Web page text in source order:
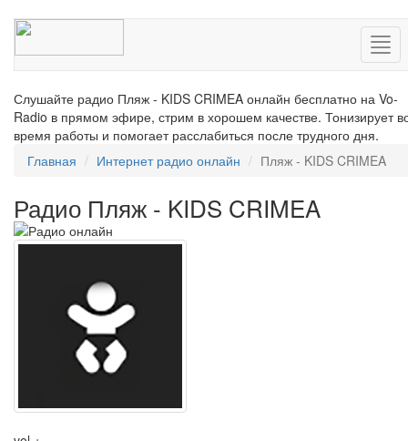
Слушайте радио Пляж - KIDS CRIMEA онлайн бесплатно на Vo-
Radio в прямом эфире, стрим в хорошем качестве. Тонизирует
время работы и помогает расслабиться после трудного дня.
Главная
Интернет радио онлайн Пляж - KIDS CRIMEA
Радио Пляж - KIDS CRIMEA